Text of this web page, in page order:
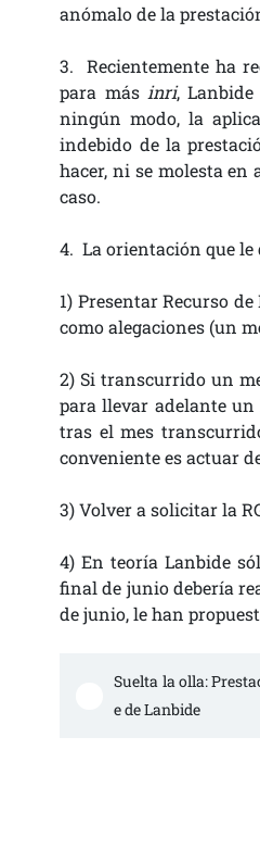
anómalo de la
3. Recientemente ha
para más inri,
ningún modo, la
indebido de la
hacer, ni se molesta
caso.
4. La orientación que
1) Presentar Recurso
como alegaciones (un
2) Si transcurrido un
para llevar adelante
tras el mes
conveniente es actuar
3) Volver a solicitar la
4) En teoría Lanbide
final de junio debería
de junio, le han
Suelta la olla:
e de Lanbide